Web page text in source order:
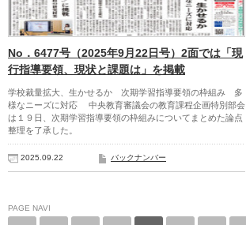
No．6477号（2025年9月22日号）2面では「現
行指導要領、現状と課題は」を掲載
学校裁量拡大、生かせるか 次期学習指導要領の枠組み 多
様なニーズに対応 中央教育審議会の教育課程企画特別部会
は１９日、次期学習指導要領の枠組みについてまとめた論点
整理を了承した。
2025.09.22 バックナンバー
PAGE NAVI